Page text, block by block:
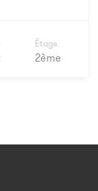
Étage
2ème